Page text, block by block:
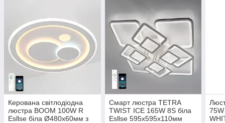
Керована світлодіодна
люстра BOOM 100W R
Esllse біла Ø480х60мм з
Смарт люстра TETRA
TWIST ICE 165W 8S бiла
Esllse 595x595x110мм
75W